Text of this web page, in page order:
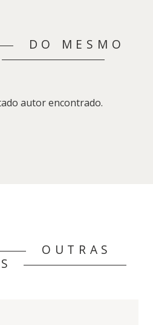
DO MESMO
autor encontrado.
OUTRAS